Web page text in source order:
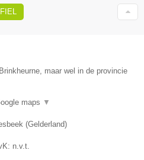
maar wel in de provincie
maps ▼
(Gelderland)
n.v.t.